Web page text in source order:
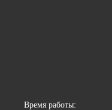
Время работы: